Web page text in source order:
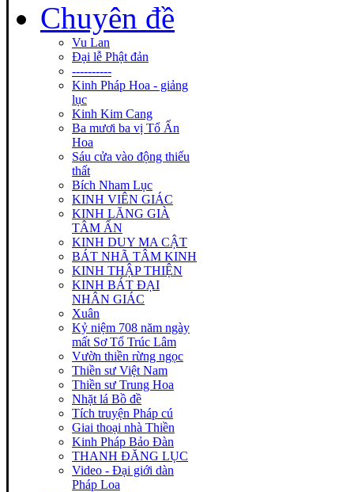
Chuyên đề
Vu Lan
Đại lễ Phật đản
----------
Kinh Pháp Hoa - giảng
lục
Kinh Kim Cang
Ba mươi ba vị Tổ Ấn
Hoa
Sáu cửa vào động thiếu
thất
Bích Nham Lục
KINH VIÊN GIÁC
KINH LĂNG GIÀ
TÂM ẤN
KINH DUY MA CẬT
BÁT NHÃ TÂM KINH
KINH THẬP THIỆN
KINH BÁT ĐẠI
NHÂN GIÁC
Xuân
Kỷ niệm 708 năm ngày
mất Sơ Tổ Trúc Lâm
Vườn thiền rừng ngọc
Thiền sư Việt Nam
Thiền sư Trung Hoa
Nhặt lá Bồ đề
Tích truyện Pháp cú
Giai thoại nhà Thiền
Kinh Pháp Bảo Đàn
THANH ĐĂNG LỤC
Video - Đại giới dàn
Pháp Loa